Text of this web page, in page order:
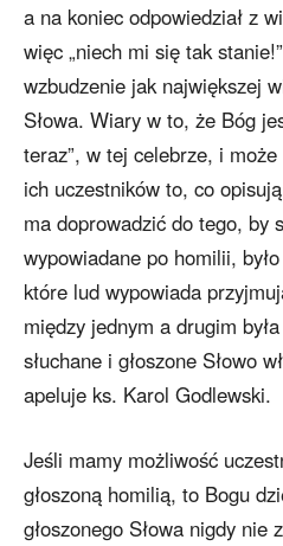
a na koniec odpowiedział z
więc „niech mi się tak
wzbudzenie jak największej
Słowa. Wiary w to, że Bóg
teraz”, w tej celebrze, i
ich uczestników to, co
ma doprowadzić do tego, by
wypowiadane po homilii,
które lud wypowiada
między jednym a drugim
słuchane i głoszone Słowo
apeluje ks. Karol Godlewski.
Jeśli mamy możliwość
głoszoną homilią, to Bogu
głoszonego Słowa nigdy nie